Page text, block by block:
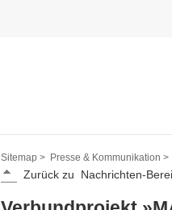
Sitemap > Presse & Kommunikation >
Zurück zu Nachrichten-